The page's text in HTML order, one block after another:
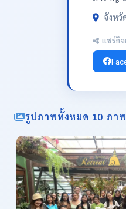
จังหวั
แชร์กิ
รูปภาพทั้งหมด 10 ภาพ